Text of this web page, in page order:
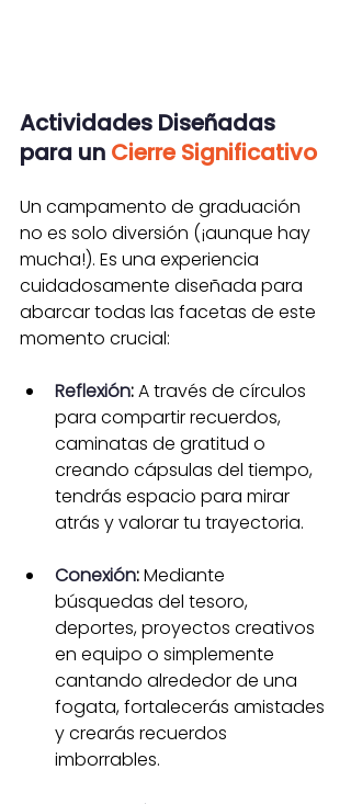
Actividades Diseñadas
para un Cierre Significativo
Un campamento de graduación
no es solo diversión (¡aunque hay
mucha!). Es una experiencia
cuidadosamente diseñada para
abarcar todas las facetas de este
momento crucial:
Reflexión: A través de círculos
para compartir recuerdos,
caminatas de gratitud o
creando cápsulas del tiempo,
tendrás espacio para mirar
atrás y valorar tu trayectoria.
Conexión: Mediante
búsquedas del tesoro,
deportes, proyectos creativos
en equipo o simplemente
cantando alrededor de una
fogata, fortalecerás amistades
y crearás recuerdos
imborrables.